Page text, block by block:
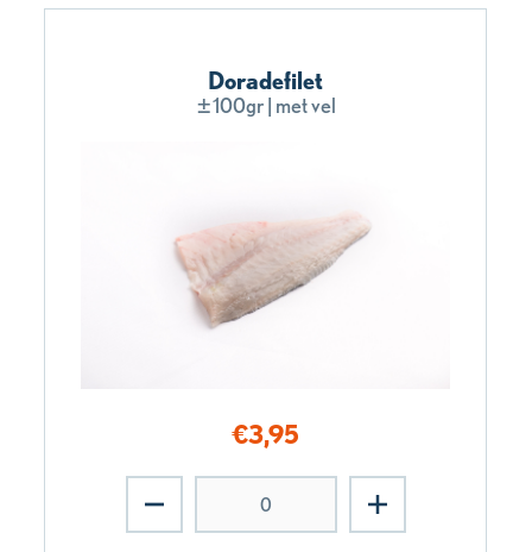
Doradefilet
±100gr | met vel
€3,95